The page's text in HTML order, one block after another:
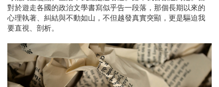
對於遊走各國的政治文學書寫似乎告一段落，那個長期以來的
心理執著、糾結與不動如山，不但越發真實突顯，更是驅迫我
要直視、剖析。